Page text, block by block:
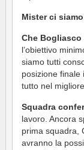
Mister ci siamo
Che Bogliasco
l’obiettivo
siamo tutti
posizione finale
tutto nel
Squadra
lavoro. Ancora
prima squadra,
avranno la